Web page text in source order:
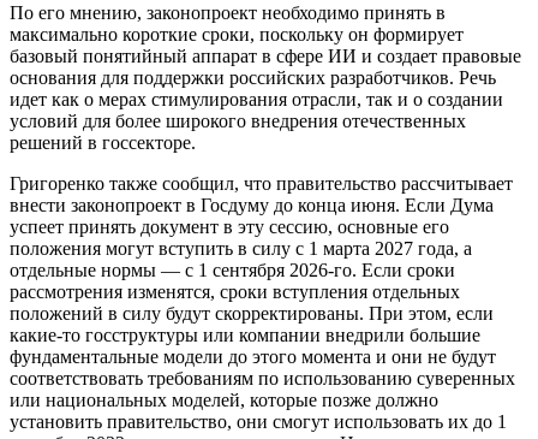
По его мнению, законопроект необходимо принять в
максимально короткие сроки, поскольку он формирует
базовый понятийный аппарат в сфере ИИ и создает правовые
основания для поддержки российских разработчиков. Речь
идет как о мерах стимулирования отрасли, так и о создании
условий для более широкого внедрения отечественных
решений в госсекторе.
Григоренко также сообщил, что правительство рассчитывает
внести законопроект в Госдуму до конца июня. Если Дума
успеет принять документ в эту сессию, основные его
положения могут вступить в силу с 1 марта 2027 года, а
отдельные нормы — с 1 сентября 2026-го. Если сроки
рассмотрения изменятся, сроки вступления отдельных
положений в силу будут скорректированы. При этом, если
какие-то госструктуры или компании внедрили большие
фундаментальные модели до этого момента и они не будут
соответствовать требованиям по использованию суверенных
или национальных моделей, которые позже должно
установить правительство, они смогут использовать их до 1